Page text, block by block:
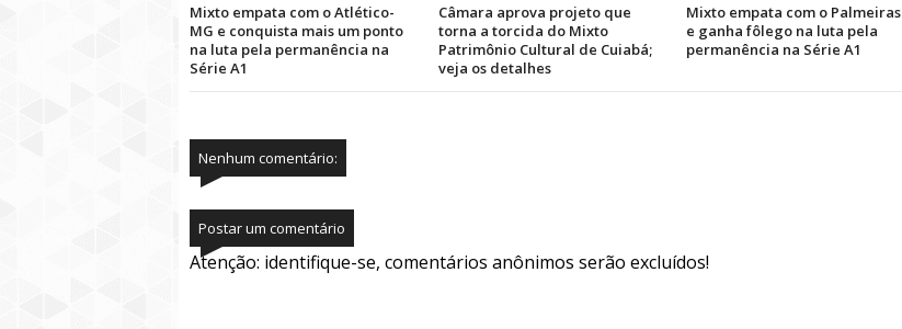
Mixto empata com o Atlético-
MG e conquista mais um ponto
na luta pela permanência na
Série A1
Câmara aprova projeto que
torna a torcida do Mixto
Patrimônio Cultural de Cuiabá;
veja os detalhes
Mixto empata com o Palmeiras
e ganha fôlego na luta pela
permanência na Série A1
Nenhum comentário:
Postar um comentário
Atenção: identifique-se, comentários anônimos serão excluídos!